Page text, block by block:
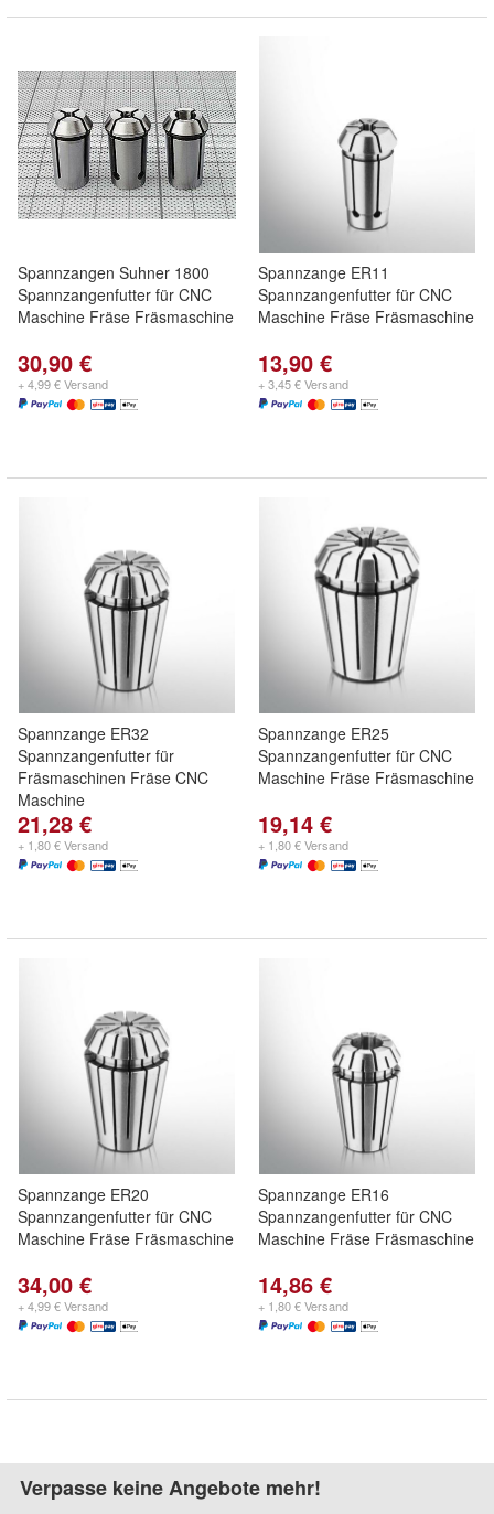
Spannzangen Suhner 1800
Spannzangenfutter für CNC
Maschine Fräse Fräsmaschine
30,90 €
+ 4,99 € Versand
Spannzange ER11
Spannzangenfutter für CNC
Maschine Fräse Fräsmaschine
13,90 €
+ 3,45 € Versand
Spannzange ER32
Spannzangenfutter für
Fräsmaschinen Fräse CNC
Maschine
21,28 €
+ 1,80 € Versand
Spannzange ER25
Spannzangenfutter für CNC
Maschine Fräse Fräsmaschine
19,14 €
+ 1,80 € Versand
Spannzange ER20
Spannzangenfutter für CNC
Maschine Fräse Fräsmaschine
34,00 €
+ 4,99 € Versand
Spannzange ER16
Spannzangenfutter für CNC
Maschine Fräse Fräsmaschine
14,86 €
+ 1,80 € Versand
Verpasse keine Angebote mehr!